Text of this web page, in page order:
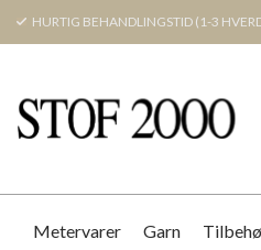
HURTIG BEHANDLINGSTID (1-3
Metervarer Garn